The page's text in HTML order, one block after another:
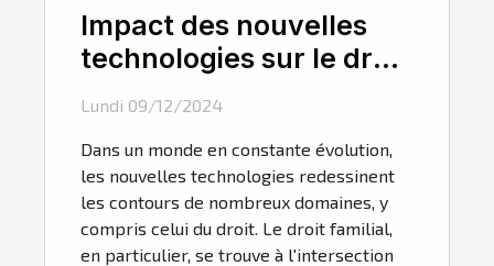
Impact des nouvelles
technologies sur le droit
Lundi 09/12/2024
Dans un monde en constante évolution,
les nouvelles technologies redessinent
les contours de nombreux domaines, y
compris celui du droit. Le droit familial,
en particulier, se trouve à l'intersection